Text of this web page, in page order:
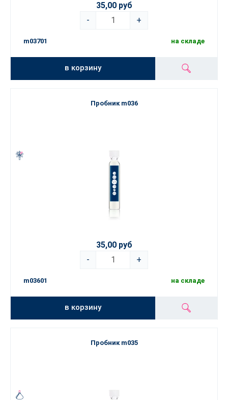
35,00 руб
-
+
m03701 на складе
в корзину
Пробник m036
35,00 руб
-
+
m03601 на складе
в корзину
Пробник m035